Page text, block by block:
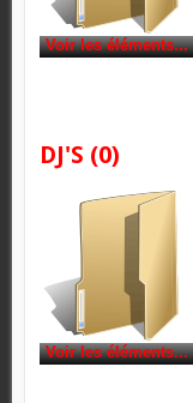
Voir les éléments...
DJ'S (0)
Voir les éléments...